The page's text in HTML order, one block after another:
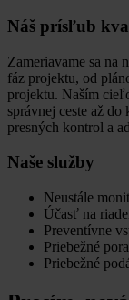
Náš prísľub
Zameriavame sa na
fáz projektu, od
projektu. Naším
správnej ceste až
presných kontrol a
Naše služby
Neustále
Účasť na
Preventívne
Priebežné
Priebežné